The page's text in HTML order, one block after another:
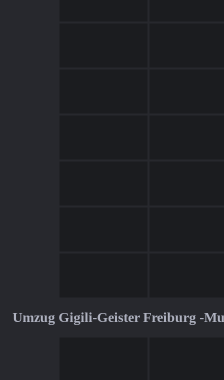
Umzug Gigili-Geister Freiburg -